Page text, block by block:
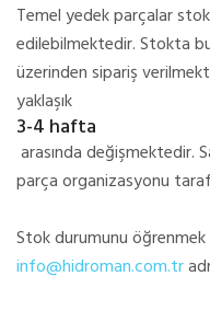
Temel yedek parçalar
edilebilmektedir. Stokta
üzerinden sipariş
yaklaşık
3-4 hafta
arasında değişmektedir.
parça organizasyonu
Stok durumunu öğrenmek
info@hidroman.com.tr